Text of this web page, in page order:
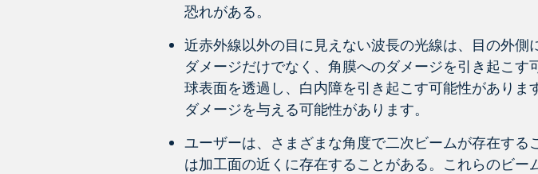
恐れがある。
近赤外線以外の目に見えない波長の光線は、目の外
ダメージだけでなく、角膜へのダメージを引き起こ
球表面を透過し、白内障を引き起こす可能性があり
ダメージを与える可能性があります。
ユーザーは、さまざまな角度で二次ビームが存在す
は加工面の近くに存在することがある。これらのビ